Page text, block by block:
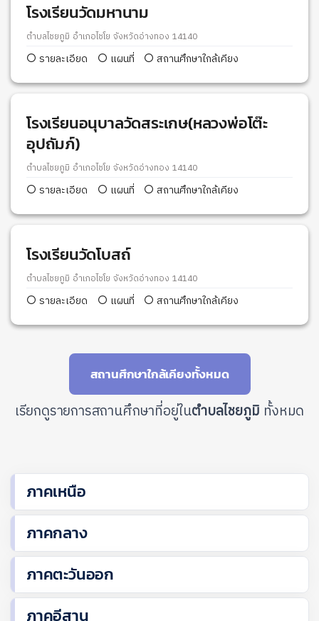
โรงเรียนวัดมหานาม
ตำบลไชยภูมิ อำเภอไชโย จังหวัดอ่างทอง 14140
รายละเอียด แผนที่ สถานศึกษาใกล้เคียง
โรงเรียนอนุบาลวัดสระเกษ(หลวงพ่อโต๊ะ
อุปถัมภ์)
ตำบลไชยภูมิ อำเภอไชโย จังหวัดอ่างทอง 14140
รายละเอียด แผนที่ สถานศึกษาใกล้เคียง
โรงเรียนวัดโบสถ์
ตำบลไชยภูมิ อำเภอไชโย จังหวัดอ่างทอง 14140
รายละเอียด แผนที่ สถานศึกษาใกล้เคียง
สถานศึกษาใกล้เคียงทั้งหมด
เรียกดูรายการสถานศึกษาที่อยู่ในตำบลไชยภูมิ ทั้งหมด
ภาคเหนือ
ภาคกลาง
ภาคตะวันออก
ภาคอีสาน